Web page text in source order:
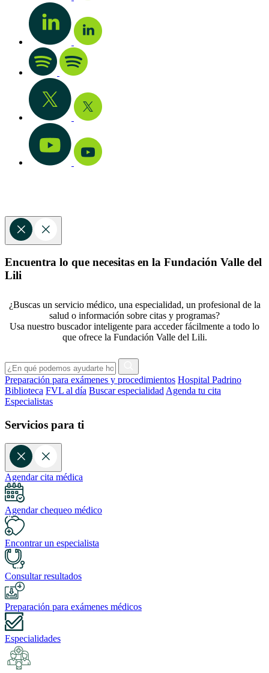
Encuentra lo que necesitas en la Fundación Valle del
Lili
¿Buscas un servicio médico, una especialidad, un profesional de la
salud o información sobre citas y programas?
Usa nuestro buscador inteligente para acceder fácilmente a todo lo
que ofrece la Fundación Valle del Lili.
Preparación para exámenes y procedimientos Hospital Padrino
Biblioteca FVL al día Buscar especialidad Agenda tu cita
Especialistas
Servicios para ti
Agendar cita médica
Agendar chequeo médico
Encontrar un especialista
Consultar resultados
Preparación para exámenes médicos
Especialidades